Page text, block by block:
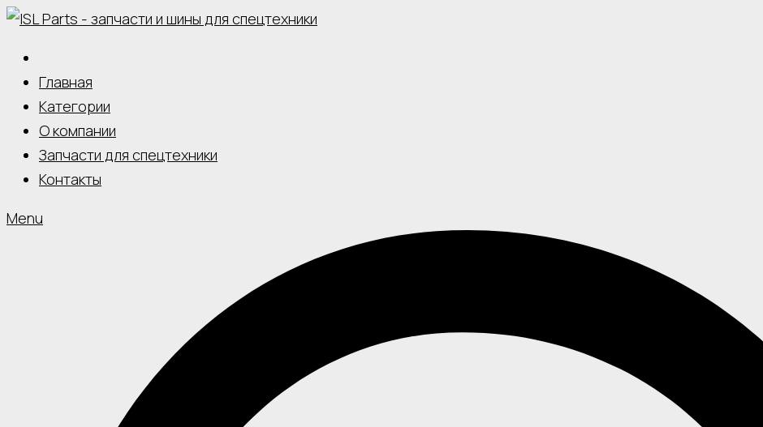
Skip
content
Главная
Категории
О компании
Запчасти для спецтехники
Контакты
Menu